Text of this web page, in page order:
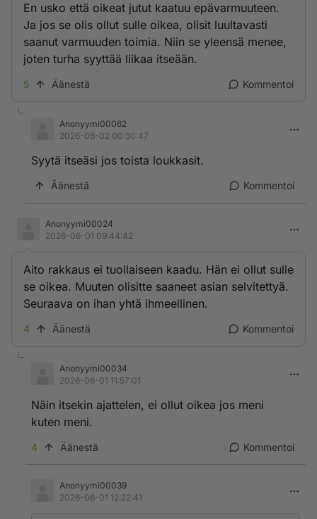
En usko että oikeat jutut kaatuu epävarmuuteen.
Ja jos se olis ollut sulle oikea, olisit luultavasti
saanut varmuuden toimia. Niin se yleensä menee,
joten turha syyttää liikaa itseään.
5 Äänestä Kommentoi
Anonyymi00062
2026-06-02 00:30:47
Syytä itseäsi jos toista loukkasit.
Äänestä Kommentoi
Anonyymi00024
2026-06-01 09:44:42
Aito rakkaus ei tuollaiseen kaadu. Hän ei ollut sulle
se oikea. Muuten olisitte saaneet asian selvitettyä.
Seuraava on ihan yhtä ihmeellinen.
4 Äänestä Kommentoi
Anonyymi00034
2026-06-01 11:57:01
Näin itsekin ajattelen, ei ollut oikea jos meni
kuten meni.
4 Äänestä Kommentoi
Anonyymi00039
2026-06-01 12:22:41